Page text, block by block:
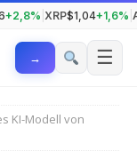
+2,8% XRP$1,04+1,6%
→ ☰
KI-Modell von